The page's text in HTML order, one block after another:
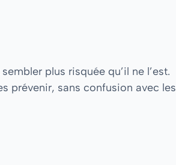
plus risquée qu’il ne l’est.
prévenir, sans confusion avec les